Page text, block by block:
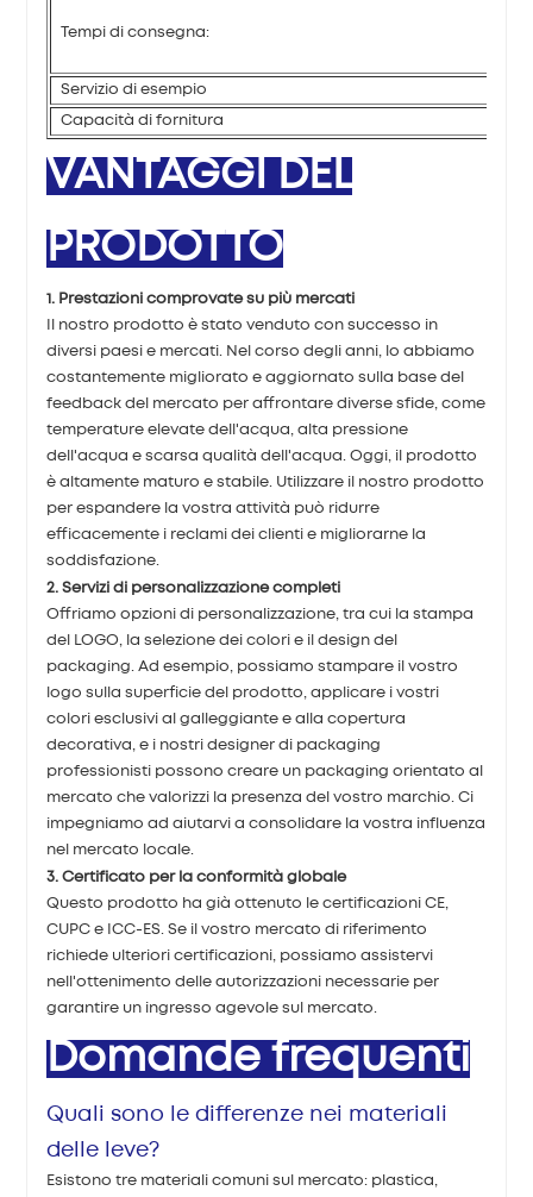
Tempi di consegna:
Servizio di esempio
Capacità di fornitura
VANTAGGI DEL
PRODOTTO
1. Prestazioni comprovate su più mercati
Il nostro prodotto è stato venduto con successo in
diversi paesi e mercati. Nel corso degli anni, lo abbiamo
costantemente migliorato e aggiornato sulla base del
feedback del mercato per affrontare diverse sfide, come
temperature elevate dell'acqua, alta pressione
dell'acqua e scarsa qualità dell'acqua. Oggi, il prodotto
è altamente maturo e stabile. Utilizzare il nostro prodotto
per espandere la vostra attività può ridurre
efficacemente i reclami dei clienti e migliorarne la
soddisfazione.
2. Servizi di personalizzazione completi
Offriamo opzioni di personalizzazione, tra cui la stampa
del LOGO, la selezione dei colori e il design del
packaging. Ad esempio, possiamo stampare il vostro
logo sulla superficie del prodotto, applicare i vostri
colori esclusivi al galleggiante e alla copertura
decorativa, e i nostri designer di packaging
professionisti possono creare un packaging orientato al
mercato che valorizzi la presenza del vostro marchio. Ci
impegniamo ad aiutarvi a consolidare la vostra influenza
nel mercato locale.
3. Certificato per la conformità globale
Questo prodotto ha già ottenuto le certificazioni CE,
CUPC e ICC-ES. Se il vostro mercato di riferimento
richiede ulteriori certificazioni, possiamo assistervi
nell'ottenimento delle autorizzazioni necessarie per
garantire un ingresso agevole sul mercato.
Domande frequenti
Quali sono le differenze nei materiali
delle leve?
Esistono tre materiali comuni sul mercato: plastica,